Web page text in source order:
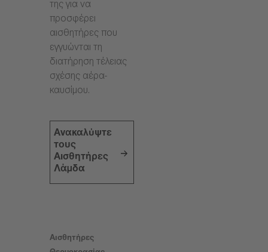
της για να
προσφέρει
αισθητήρες που
εγγυώνται τη
διατήρηση τέλειας
σχέσης αέρα-
καυσίμου.
Ανακαλύψτε
τους
Αισθητήρες
Λάμδα
Αισθητήρες